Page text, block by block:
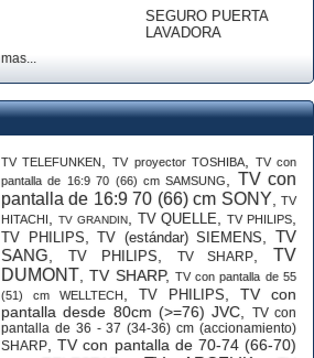
SEGURO PUERTA
LAVADORA
mas...
TV TELEFUNKEN ,TV proyector TOSHIBA,
TV con
pantalla de 16:9 70 (66) cm SAMSUNG
TV con
pantalla de 16:9 70 (66) cm SONY ,TV
HITACHI
TV GRANDIN, TV QUELLE ,TV PHILIPS
TV PHILIPS ,TV (estándar) SIEMENS ,TV
SANG
TV PHILIPS TV SHARP ,TV
DUMONT ,TV SHARP, TV con pantalla de 55
(51) cm WELLTECH
TV PHILIPS
TV con
pantalla desde 80cm (>=76) JVC
TV con
pantalla de 36 - 37 (34-36) cm (accionamiento)
SHARP ,TV con pantalla de 70-74 (66-70)